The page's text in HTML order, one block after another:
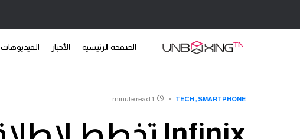
الصفحة الرئيسية الأخبار الفيديوهات
SMARTPHONE
TECH
1 minute read